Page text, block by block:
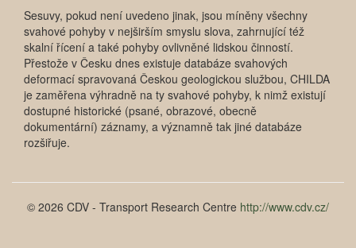
Sesuvy, pokud není uvedeno jinak, jsou míněny všechny
svahové pohyby v nejširším smyslu slova, zahrnující též
skalní řícení a také pohyby ovlivněné lidskou činností.
Přestože v Česku dnes existuje databáze svahových
deformací spravovaná Českou geologickou službou, CHILDA
je zaměřena výhradně na ty svahové pohyby, k nimž existují
dostupné historické (psané, obrazové, obecně
dokumentární) záznamy, a významně tak jiné databáze
rozšiřuje.
© 2026 CDV - Transport Research Centre http://www.cdv.cz/